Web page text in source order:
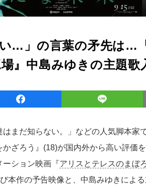
…」の言葉の矛先は…
』中島みゆきの主題歌
はまだ知らない。」などの人気脚本家
かざろう』(18)が国内外から高い評価
ーション映画『アリスとテレスのまぼ
本作の予告映像と、中島みゆきによ